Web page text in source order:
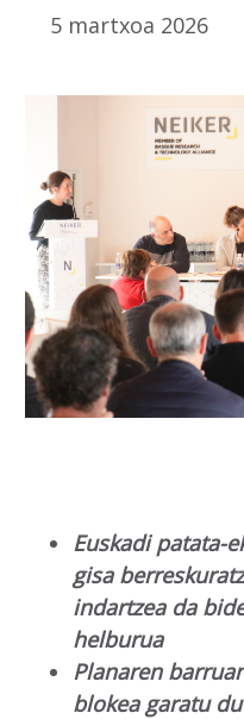
5 martxoa 2026
Euskadi patata-
gisa
indartzea da
helburua
Planaren
blokea garatu du